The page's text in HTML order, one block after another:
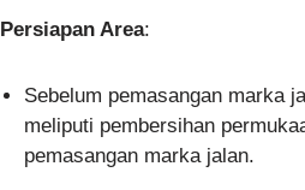
Persiapan Area:
Sebelum pemasangan marka
meliputi pembersihan
pemasangan marka jalan.